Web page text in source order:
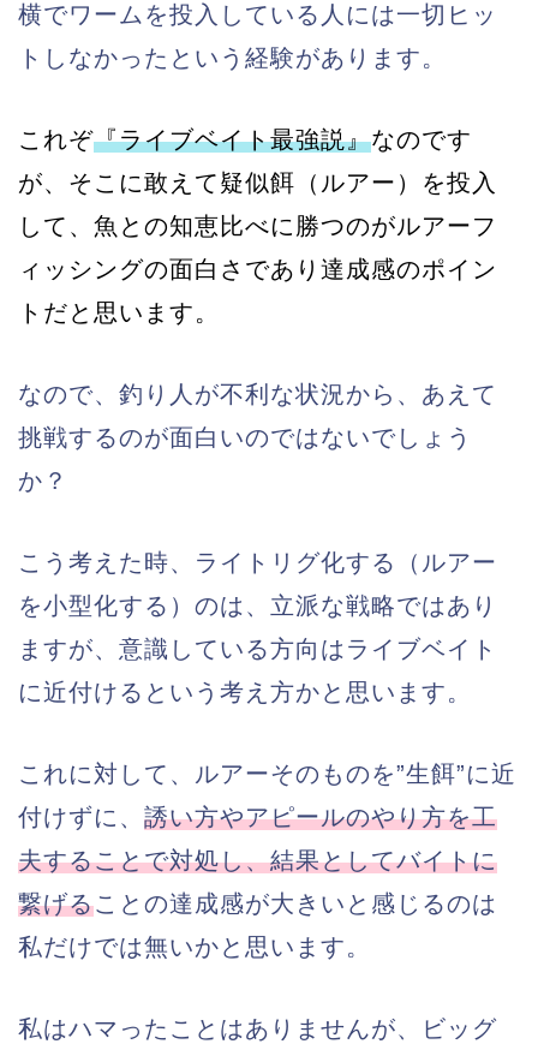
横でワームを投入している人には一切ヒッ
トしなかったという経験があります。
これぞ『ライブベイト最強説』なのです
が、そこに敢えて疑似餌（ルアー）を投入
して、魚との知恵比べに勝つのがルアーフ
ィッシングの面白さであり達成感のポイン
トだと思います。
なので、釣り人が不利な状況から、あえて
挑戦するのが面白いのではないでしょう
か？
こう考えた時、ライトリグ化する（ルアー
を小型化する）のは、立派な戦略ではあり
ますが、意識している方向はライブベイト
に近付けるという考え方かと思います。
これに対して、ルアーそのものを”生餌”に近
付けずに、 誘い方やアピールのやり方を工
夫することで対処し、結果としてバイトに
繋げることの達成感が大きいと感じるのは
私だけでは無いかと思います。
私はハマったことはありませんが、ビッグ